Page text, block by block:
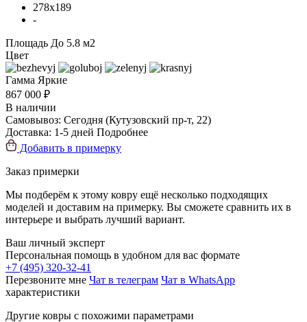
278x189
-
Площадь До 5.8 м2
Цвет
Гамма Яркие
867 000 ₽
В наличии
Самовывоз: Сегодня (Кутузовский пр-т, 22)
Доставка: 1-5 дней Подробнее
Добавить в примерку
Заказ примерки
Мы подберём к этому ковру ещё несколько подходящих
моделей и доставим на примерку. Вы сможете сравнить их в
интерьере и выбрать лучший вариант.
Ваш личный эксперт
Персональная помощь в удобном для вас формате
+7 (495) 320-32-41
Перезвоните мне Чат в телеграм Чат в WhatsApp
характеристики
Другие ковры с похожими параметрами